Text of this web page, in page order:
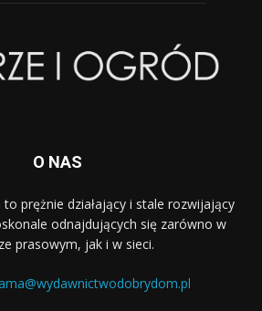
O NAS
to prężnie działający i stale rozwijający
odnajdujących się zarówno w
prasowym, jak i w sieci.